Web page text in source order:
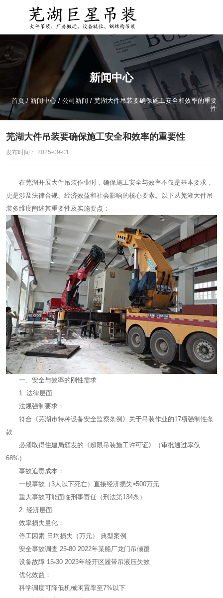
新闻中心
首页/ 新闻中心 / 公司新闻 / 芜湖大件吊装要确保施工安全和效率的重要
性
芜湖大件吊装要确保施工安全和效率的重要性
发布时间： 2025-09-01
在芜湖开展大件吊装作业时，确保施工安全与效率不仅是基本要求，
更是涉及法律合规、经济效益和社会影响的核心要素。以下从芜湖大件吊
装多维度阐述其重要性及实施要点：
一、安全与效率的刚性需求
1. 法律层面
法规强制要求：
符合《芜湖市特种设备安全监察条例》关于吊装作业的17项强制性条
款
必须取得住建局颁发的《超限吊装施工许可证》（审批通过率仅
68%）
事故追责成本：
一般事故（3人以下死亡）直接经济损失≥500万元
重大事故可能面临刑事责任（刑法第134条）
2. 经济层面
效率损失量化：
停工因素 日均损失（万元） 典型案例
安全事故调查 25-80 2022年某船厂龙门吊倾覆
设备故障 15-30 2023年经开区履带吊液压失效
优化效益：
科学调度可降低机械闲置率至7%以下